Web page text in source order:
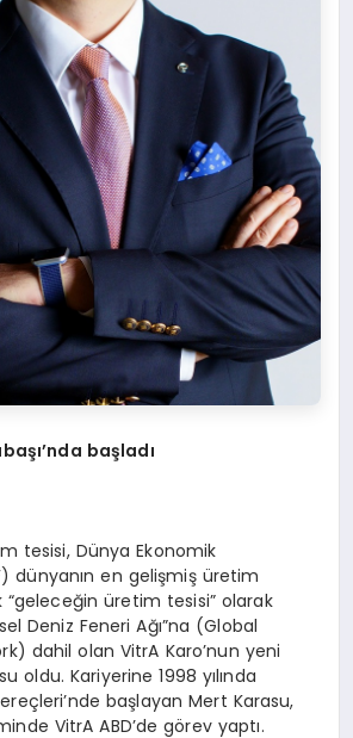
başladı
tesisi, Dünya Ekonomik
dünyanın en gelişmiş üretim
“geleceğin üretim tesisi” olarak
Deniz Feneri Ağı”na (Global
dahil olan VitrA Karo’nun yeni
oldu. Kariyerine 1998 yılında
başlayan Mert Karasu,
VitrA ABD’de görev yaptı.